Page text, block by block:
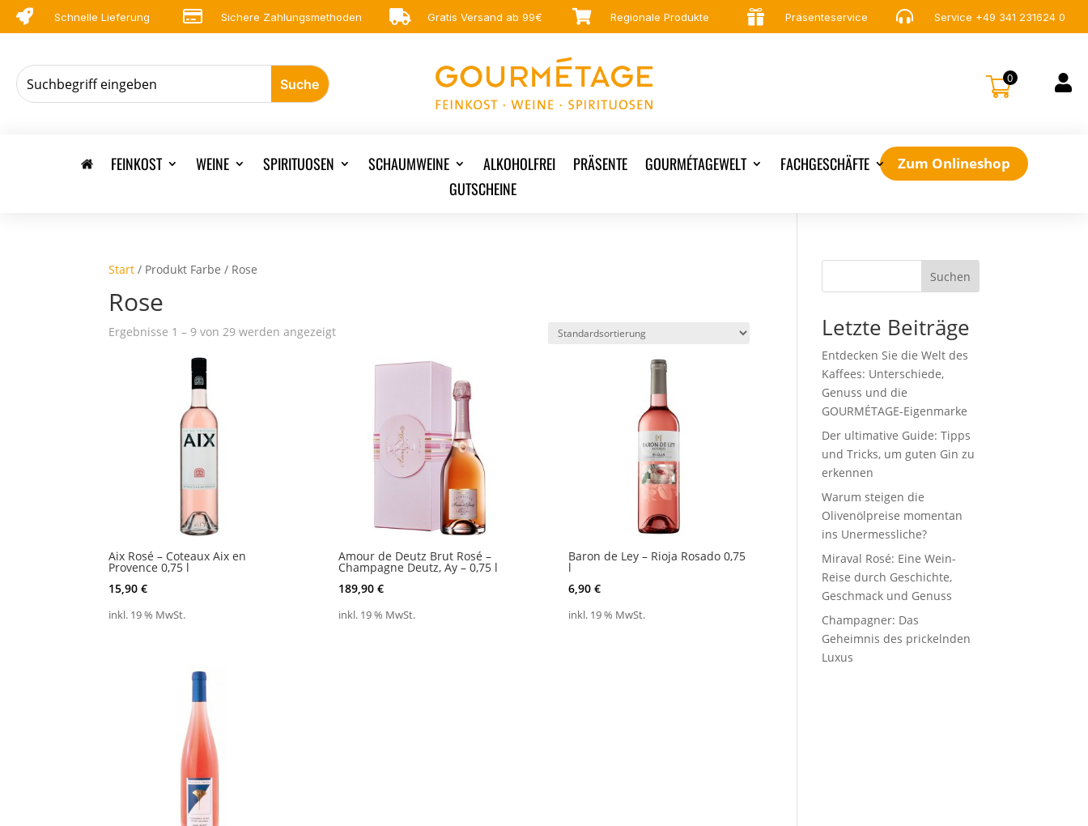
 Schnelle Lieferung  Sichere Zahlungsmethoden  Gratis Versand ab 99€  Regionale Produkte  Präsenteservice  Service +49 341 231624 0
0 
FEINKOST WEINE SPIRITUOSEN SCHAUMWEINE ALKOHOLFREI PRÄSENTE GOURMÉTAGEWELT
FACHGESCHÄFTE
GUTSCHEINE
Zum Onlineshop
Start / Produkt Farbe / Rose
Rose
Ergebnisse 1 – 9 von 29 werden angezeigt
Aix Rosé – Coteaux Aix en
Provence 0,75 l
15,90€
inkl. 19 % MwSt.
Amour de Deutz Brut Rosé –
Champagne Deutz, Ay – 0,75 l
189,90 €
inkl. 19 % MwSt.
Baron de Ley – Rioja Rosado 0,75
l
6,90 €
inkl. 19 % MwSt.
Suchen
Letzte Beiträge
Entdecken Sie die Welt des
Kaffees: Unterschiede,
Genuss und die
GOURMÉTAGE-Eigenmarke
Der ultimative Guide: Tipps
und Tricks, um guten Gin zu
erkennen
Warum steigen die
Olivenölpreise momentan
ins Unermessliche?
Miraval Rosé: Eine Wein-
Reise durch Geschichte,
Geschmack und Genuss
Champagner: Das
Geheimnis des prickelnden
Luxus